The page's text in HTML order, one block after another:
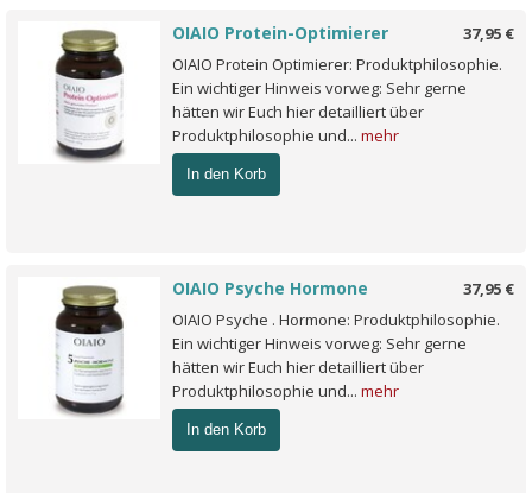
37,95 €
OIAIO Protein-Optimierer
OIAIO Protein Optimierer: Produktphilosophie.
Ein wichtiger Hinweis vorweg: Sehr gerne
hätten wir Euch hier detailliert über
Produktphilosophie und... mehr
In den Korb
37,95 €
OIAIO Psyche Hormone
OIAIO Psyche . Hormone: Produktphilosophie.
Ein wichtiger Hinweis vorweg: Sehr gerne
hätten wir Euch hier detailliert über
Produktphilosophie und... mehr
In den Korb